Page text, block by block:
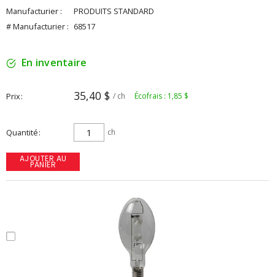
Manufacturier :
PRODUITS STANDARD
# Manufacturier : 68517
En inventaire
Prix 35,40 $ / ch Écofrais : 1,85 $
Quantité ch
AJOUTER AU
PANIER